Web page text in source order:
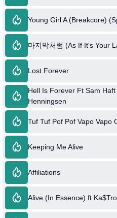
Young Girl A (Breakcore)
마지막처럼 (As If It's Your
Lost Forever
Hell Is Forever Ft Sam
Henningsen
Tuf Tuf Pof Pof Vapo Vapo
Keeping Me Alive
Affiliations
Alive (In Essence) ft Ka$Tro